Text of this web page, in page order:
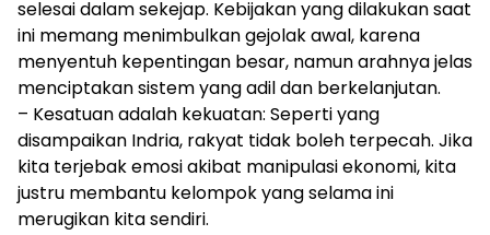
selesai dalam sekejap. Kebijakan yang dilakukan saat
ini memang menimbulkan gejolak awal, karena
menyentuh kepentingan besar, namun arahnya jelas
menciptakan sistem yang adil dan berkelanjutan.
– Kesatuan adalah kekuatan: Seperti yang
disampaikan Indria, rakyat tidak boleh terpecah. Jika
kita terjebak emosi akibat manipulasi ekonomi, kita
justru membantu kelompok yang selama ini
merugikan kita sendiri.